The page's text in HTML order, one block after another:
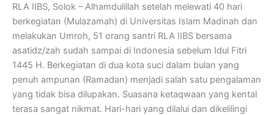
RLA IIBS, Solok – Alhamdulillah setelah melewati 40 hari
berkegiatan (Mulazamah) di Universitas Islam Madinah dan
melakukan Umroh, 51 orang santri RLA IIBS bersama
asatidz/zah sudah sampai di Indonesia sebelum Idul Fitri
1445 H. Berkegiatan di dua kota suci dalam bulan yang
penuh ampunan (Ramadan) menjadi salah satu pengalaman
yang tidak bisa dilupakan. Suasana ketaqwaan yang kental
terasa sangat nikmat. Hari-hari yang dilalui dan dikelilingi